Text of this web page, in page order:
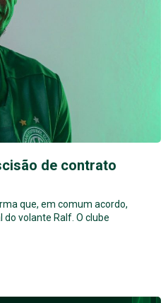
de contrato
que, em comum acordo,
volante Ralf. O clube